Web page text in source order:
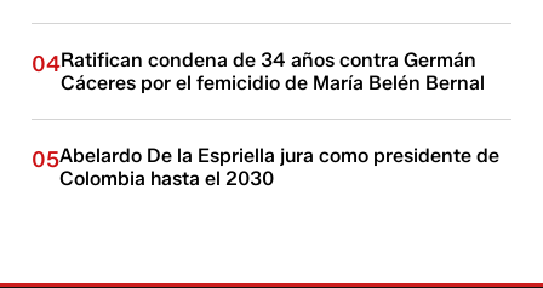
04Ratifican condena de 34 años contra Germán
Cáceres por el femicidio de María Belén Bernal
05Abelardo De la Espriella jura como presidente de
Colombia hasta el 2030